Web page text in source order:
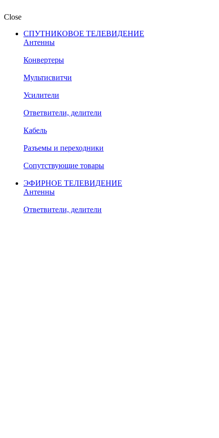
Close
СПУТНИКОВОЕ ТЕЛЕВИДЕНИЕ
Антенны
Конвертеры
Мультисвитчи
Усилители
Ответвители, делители
Кабель
Разъемы и переходники
Сопутствующие товары
ЭФИРНОЕ ТЕЛЕВИДЕНИЕ
Антенны
Ответвители, делители